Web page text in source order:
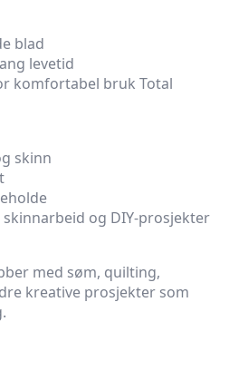
blad
levetid
komfortabel bruk Total
skinn
og DIY-prosjekter
med søm, quilting,
kreative prosjekter som